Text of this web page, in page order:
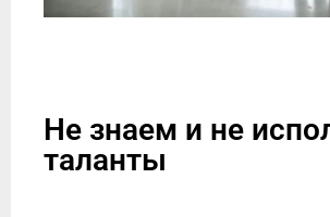
Не знаем и не
таланты